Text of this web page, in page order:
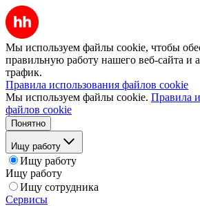
Мы используем файлы cookie, чтобы
правильную работу нашего веб-сайта и
трафик.
Правила использования файлов cookie
Мы используем файлы cookie. Правила
файлов cookie
Понятно
Ищу работу
Ищу работу
Ищу работу
Ищу сотрудника
Сервисы